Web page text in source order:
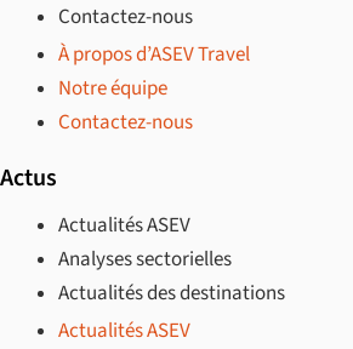
Contactez-nous
À propos d’ASEV Travel
Notre équipe
Contactez-nous
Actus
Actualités ASEV
Analyses sectorielles
Actualités des destinations
Actualités ASEV